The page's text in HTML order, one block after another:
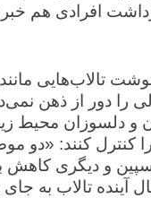
افرادی هم
تالاب‌هایی
دور از ذهن
و دلسوزان
کنترل کنند: «دو
و دیگری کاهش
دو اگر روند بدی داشته باشند شاید